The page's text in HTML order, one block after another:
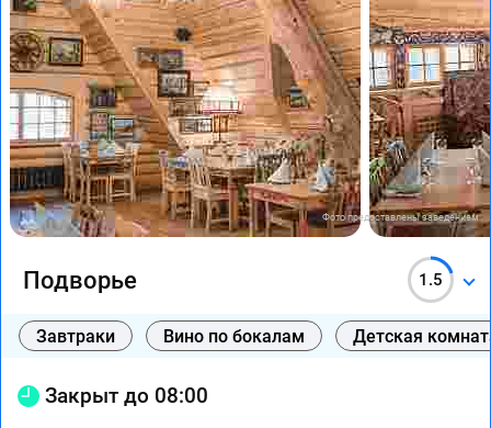
Фото предоставлены заведением
Подворье 1.5
Завтраки Вино по бокалам Детская
Закрыт до 08:00